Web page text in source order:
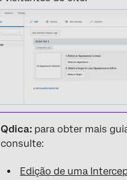
Qdica: para obter mais
consulte:
Edição de uma